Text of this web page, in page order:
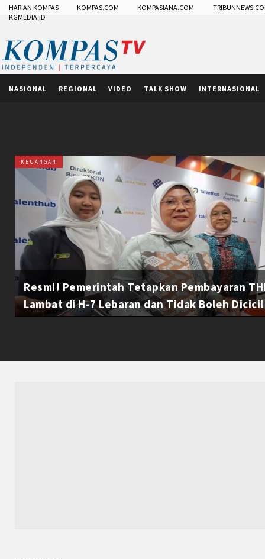
HARIAN KOMPAS KOMPAS.COM KOMPASIANA.COM
KGMEDIA.ID
NASIONAL REGIONAL VIDEO TALK SHOW INTERNASIONAL
KEUANGAN
Resmi! Pemerintah Tetapkan Pembayaran
Lambat di H-7 Lebaran dan Tidak Boleh Dicicil